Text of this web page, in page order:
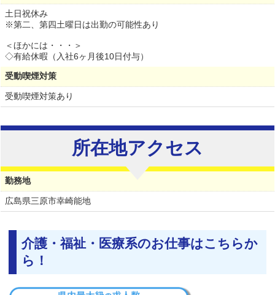
土日祝休み
※第二、第四土曜日は出勤の可能性あり
＜ほかには・・・＞
◇有給休暇（入社6ヶ月後10日付与）
受動喫煙対策
受動喫煙対策あり
所在地アクセス
勤務地
広島県三原市幸崎能地
介護・福祉・医療系のお仕事はこちらか
ら！